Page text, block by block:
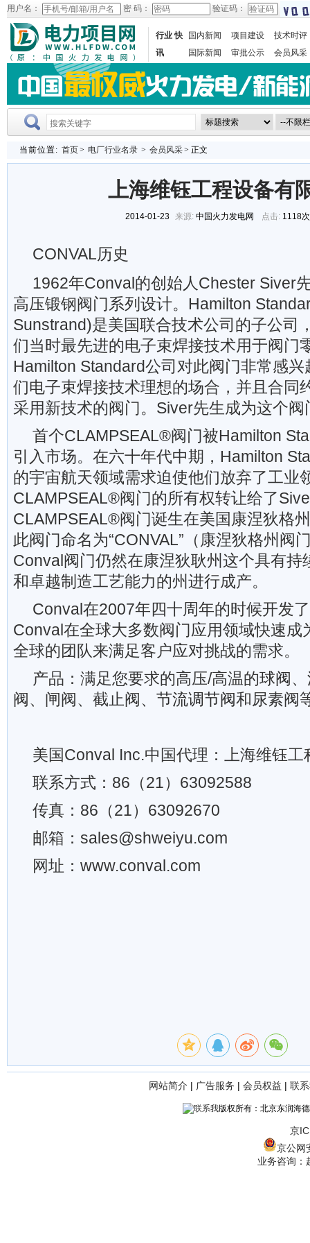
用户名： 密 码： 验证码：
行业 快
讯
国内新闻 项目建设
技术时评
国际新闻
审批公示 会员风采
当前位置: 首页> 电厂行业名录 > 会员风采> 正文
上海维钰工程设备有
2014-01-23 来源: 中国火力发电网 点击: 1118
CONVAL历史
1962年Conval的创始人Chester Siver
高压锻钢阀门系列设计。Hamilton
Sunstrand)是美国联合技术公司的子公司
们当时最先进的电子束焊接技术用于阀门
Hamilton Standard公司对此阀门非常感
们电子束焊接技术理想的场合，并且合同
采用新技术的阀门。Siver先生成为这个
首个CLAMPSEAL®阀门被Hamilton
引入市场。在六十年代中期，Hamilton
的宇宙航天领域需求迫使他们放弃了工业
CLAMPSEAL®阀门的所有权转让给了
CLAMPSEAL®阀门诞生在美国康涅狄格
此阀门命名为“CONVAL”（康涅狄格州阀
Conval阀门仍然在康涅狄耿州这个具有持
和卓越制造工艺能力的州进行成产。
Conval在2007年四十周年的时候开发
Conval在全球大多数阀门应用领域快速成
全球的团队来满足客户应对挑战的需求。
产品：满足您要求的高压/高温的球阀、
阀、闸阀、截止阀、 节流调节阀和尿素阀
美国Conval Inc.中国代理：上海维钰工
联系方式：86（21）63092588
传真：86（21）63092670
邮箱：sales@shweiyu.com
网址：www.conval.com
网站简介 | 广告服务 | 会员权益 | 联
版权所有：北京东润海
京
京公网
业务咨询：